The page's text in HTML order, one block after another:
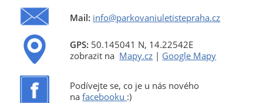
Mail: info@parkovaniuletistepraha.cz
GPS: 50.145041 N, 14.22542E
zobrazit na Mapy.cz | Google Mapy
Podívejte se, co je u nás nového
nafacebooku :)